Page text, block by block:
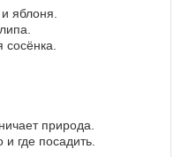
яблоня.
природа.
где посадить.